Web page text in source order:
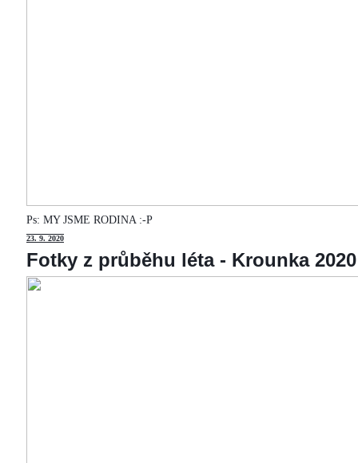
Ps: MY JSME RODINA :-P
23. 9. 2020
Fotky z průběhu léta - Krounka